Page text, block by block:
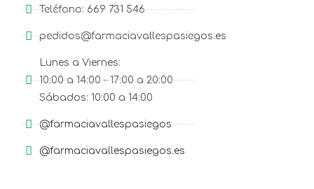
Teléfono: 669 731 546
pedidos@farmaciavallespasiegos.es
Lunes a Viernes:
10:00 a 14:00 – 17:00 a 20:00
Sábados: 10:00 a 14:00
@farmaciavallespasiegos
@farmaciavallespasiegos.es